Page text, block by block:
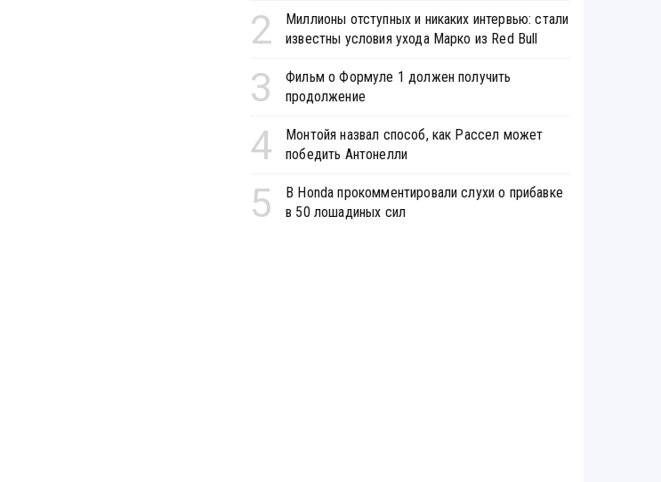
2
Миллионы отступных и никаких интервью: стали
известны условия ухода Марко из Red Bull
3
Фильм о Формуле 1 должен получить
продолжение
4
Монтойя назвал способ, как Рассел может
победить Антонелли
5
В Honda прокомментировали слухи о прибавке
в 50 лошадиных сил